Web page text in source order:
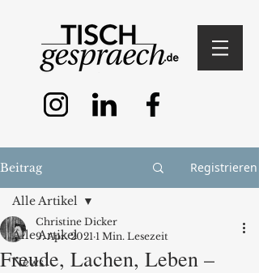
Beitrag Registrieren
Alle Artikel
News
Alle Artikel
Freude, Lachen, Leben –
Christine Dicker
9. Apr. 2021 1 Min. Lesezeit